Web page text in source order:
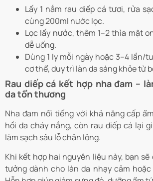
Lấy 1 nắm rau diếp cá tươi, rửa
cùng 200ml nước lọc.
Lọc lấy nước, thêm 1–2 thìa mật
dễ uống.
Dùng 1 ly mỗi ngày hoặc 3–4 lần/
cơ thể, duy trì làn da sáng khỏe từ
Rau diếp cá kết hợp nha đam –
da tổn thương
Nha đam nổi tiếng với khả năng cấp
hồi da cháy nắng, còn rau diếp cá lại
làm sạch sâu lỗ chân lông.
Khi kết hợp hai nguyên liệu này, bạn
tưởng dành cho làn da nhạy cảm